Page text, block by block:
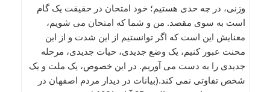
وزنی، در چه حدی هستیم؛ خود امتحان در حقیقت یک گام
است به سوی مقصد. من و شما که امتحان می شویم،
معنایش این است که اگر توانستیم از این شدت و از این
محنت عبور کنیم، یک وضع جدیدی، حیات جدیدی، مرحله
جدیدی را به دست می آوریم. در این خصوص، یک ملت و یک
شخص تفاوتی نمی کند.(بيانات در ديدار مردم اصفهان در